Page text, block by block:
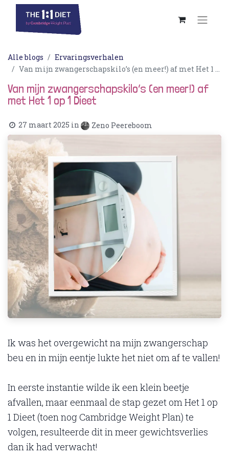
Alle blogs
Ervaringsverhalen
Van mijn zwangerschapskilo’s (en meer!) af met Het 1 op 1 Dieet
Van mijn zwangerschapskilo’s (en meer!) af
met Het 1 op 1 Dieet
27 maart 2025 in Zeno Peereboom
Ik was het overgewicht na mijn zwangerschap
beu en in mijn eentje lukte het niet om af te vallen!
In eerste instantie wilde ik een klein beetje
afvallen, maar eenmaal de stap gezet om Het 1 op
1 Dieet (toen nog Cambridge Weight Plan) te
volgen, resulteerde dit in meer gewichtsverlies
dan ik had verwacht!